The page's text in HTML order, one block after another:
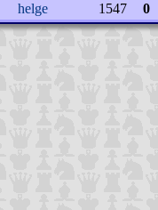
helge 1547 0